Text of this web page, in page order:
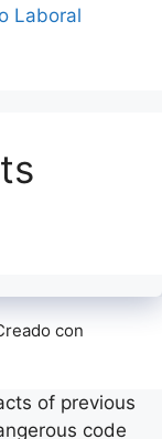
Laboral
con
of previous
code